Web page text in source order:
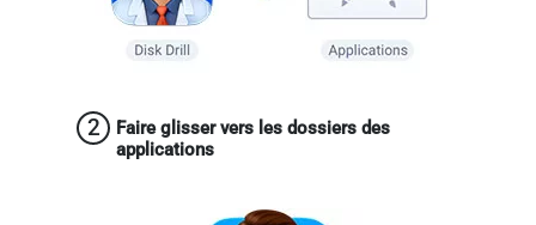
2
Faire glisser vers les dossiers des
applications